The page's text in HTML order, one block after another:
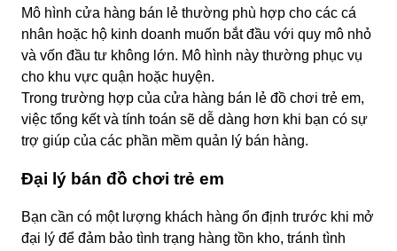
Mô hình cửa hàng bán lẻ thường phù hợp cho các cá
nhân hoặc hộ kinh doanh muốn bắt đầu với quy mô nhỏ
và vốn đầu tư không lớn. Mô hình này thường phục vụ
cho khu vực quận hoặc huyện.
Trong trường hợp của cửa hàng bán lẻ đồ chơi trẻ em,
việc tổng kết và tính toán sẽ dễ dàng hơn khi bạn có sự
trợ giúp của các phần mềm quản lý bán hàng.
Đại lý bán đồ chơi trẻ em
Bạn cần có một lượng khách hàng ổn định trước khi mở
đại lý để đảm bảo tình trạng hàng tồn kho, tránh tình